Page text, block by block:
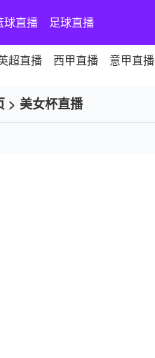
球直播 足球直播
超直播 西甲直播 意甲直播
> 美女杯直播